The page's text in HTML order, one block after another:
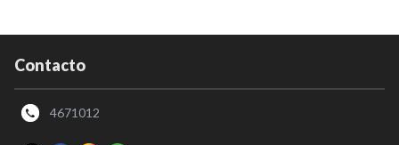
Contacto
4671012